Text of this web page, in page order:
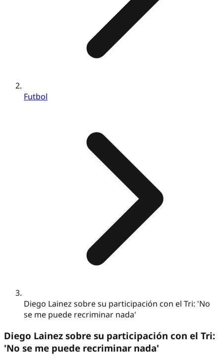
Futbol
Diego Lainez sobre su participación con el Tri: 'No
se me puede recriminar nada'
Diego Lainez sobre su participación con el Tri:
'No se me puede recriminar nada'